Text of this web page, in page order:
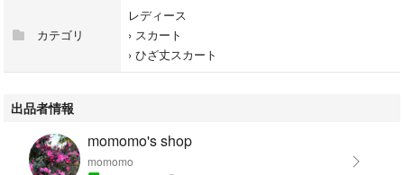
・総丈：約66cm
※平置き・素人採寸のため、多少の誤差はご了承ください。
#ティアードスカート
#レディースL
カテゴリ
レディース
› スカート
› ひざ丈スカート
出品者情報
momomo's shop
momomo